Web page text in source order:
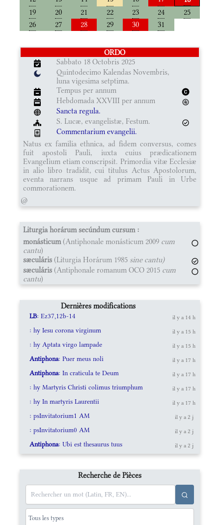
19
20 21 22 23 24
25
26
27 28 29 30 31
ORDO
Sabbato 18 Octobris 2025
Quintodecimo Kalendas Novembris,
luna vigesima setptima.
Tempus per annum
Hebdomada XXVIII per annum
Sancta regula.
S. Lucæ, evangelistæ, Festum.
Commentarium evangelii.
Natus ex familia ethnica, ad fidem conversus, comes
fuit apostoli Pauli, iuxta cuius prædicationem
EvangeIium etiam conscripsit. Primordia vitæ Ecclesiæ
in alio libro tradidit, cui titulus Actus Apostolorum,
eventa narrans usque ad primam Pauli in Urbe
commorationem.
@
Liturgia horárum secúndum cursum :
monásticum(Antiphonale monásticum 2009 cum
cantu)
sæculáris (Liturgia Horárum 1985 sine cantu)
sæculáris (Antiphonale romanum OCO 2015 cum
cantu)
Dernières modifications
LB: Ez37,12b-14 il y a 14 h
: hy Iesu corona virginum il y a 15 h
: hy Aptata virgo lampade il y a 15 h
Antiphona: Puer meus noli il y a 17 h
Antiphona: In craticula te Deum il y a 17 h
: hy Martyris Christi colimus triumphum il y a 17 h
: hy In martyris Laurentii il y a 17 h
: psInvitatorium1 AM il y a 2 j
: psInvitatorium0 AM il y a 2 j
Antiphona: Ubi est thesaurus tuus il y a 2 j
Recherche de Pièces